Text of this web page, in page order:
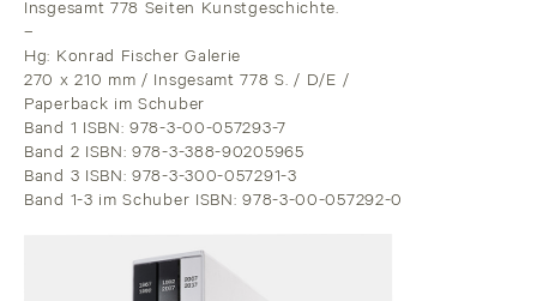
Insgesamt 778 Seiten Kunstgeschichte.
–
Hg: Konrad Fischer Galerie
270 x 210 mm / Insgesamt 778 S. / D/E /
Paperback im Schuber
Band 1 ISBN: 978-3-00-057293-7
Band 2 ISBN: 978-3-388-90205965
Band 3 ISBN: 978-3-300-057291-3
Band 1-3 im Schuber ISBN: 978-3-00-057292-0